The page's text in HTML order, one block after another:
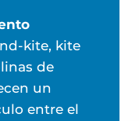
kite, kite
de
un
entre el